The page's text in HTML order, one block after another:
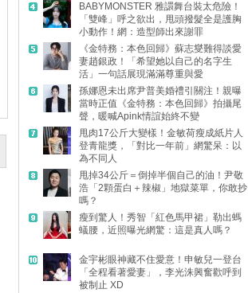
BABYMONSTER 雅譞舞台裝太危險！
「雙峰」呼之欲出，甩頭撥髮全是護胸
小動作！網：造型師出來謝罪
《金特務：本色回歸》蘇志燮難得談愛
妻趙銀政！「希望她以自己的名字生
活」一句話展現滿滿尊重與愛
孫娜恩未出席尹普美婚禮引關注！親曝
當時正值《金特務：本色回歸》拍攝尾
聲，暖喊Apink情誼始終不變
甩肉17公斤大變樣！金敏荷瘦成紙片人
登青龍獎，「對比一年前」網驚呆：以
為不同人
甩掉34公斤＝倒掉半個自己的油！尹敬
浩「2顆蛋白＋辣椒」地獄菜單，你敢抄
嗎？
瘦到驚人！秀智「紅色馬甲裙」勒出螞
蟻腰，近照曝光網驚：這是真人嗎？
金宇彬眼神藏不住愛意！申敏兒一登台
「全程看著愛妻」，李光洙興奮歡呼到
被制止 XD